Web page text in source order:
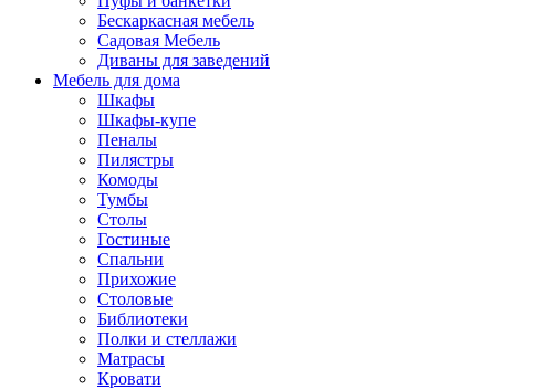
Бескаркасная мебель
Садовая Мебель
Диваны для заведений
Мебель для дома
Шкафы
Шкафы-купе
Пеналы
Пилястры
Комоды
Тумбы
Столы
Гостиные
Спальни
Прихожие
Столовые
Библиотеки
Полки и стеллажи
Матрасы
Кровати